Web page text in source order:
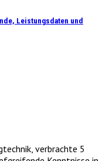
Leistungsdaten und
verbrachte 5